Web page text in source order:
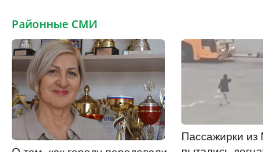
Районные СМИ
Пассажирки из